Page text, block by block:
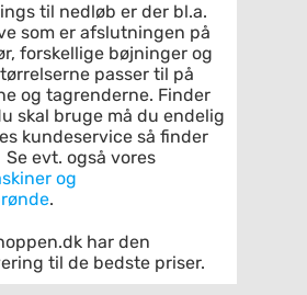
til nedløb er der bl.a.
som er afslutningen på
forskellige bøjninger og
passer til på
og tagrenderne. Finder
skal bruge må du endelig
kundeservice så finder
evt. også vores
og
.
har den
til de bedste priser.